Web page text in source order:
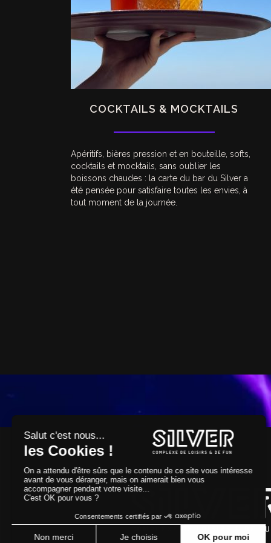
COCKTAILS & MOCKTAILS
Apéritifs, bières pression et en bouteille, softs,
cocktails et mocktails, sans oublier les
boissons chaudes : la carte du bar du Silver a
été pensée pour satisfaire toutes les envies, à
tout moment de la journée.